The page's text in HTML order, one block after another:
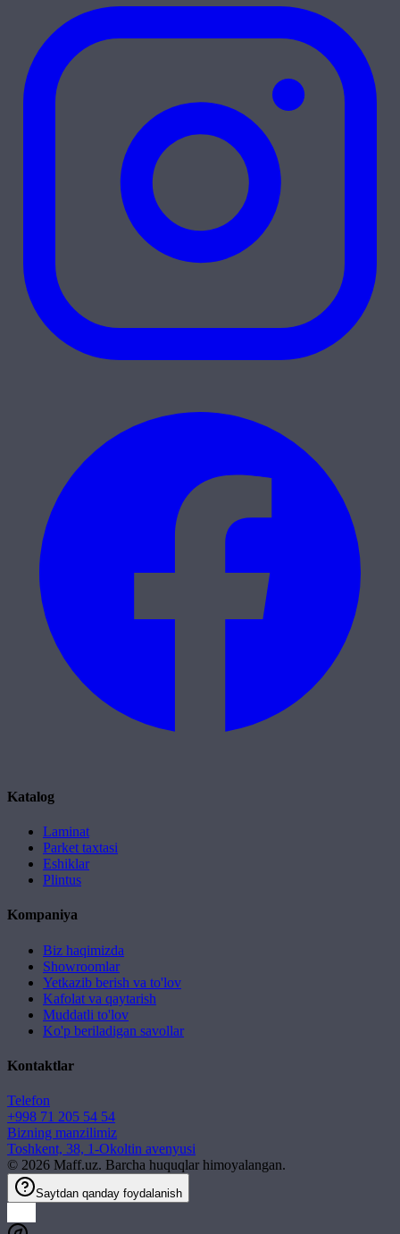
Katalog
Laminat
Parket taxtasi
Eshiklar
Plintus
Kompaniya
Biz haqimizda
Showroomlar
Yetkazib berish va to'lov
Kafolat va qaytarish
Muddatli to'lov
Ko'p beriladigan savollar
Kontaktlar
Telefon
+998 71 205 54 54
Bizning manzilimiz
Toshkent, 38, 1-Okoltin avenyusi
© 2026 Maff.uz. Barcha huquqlar himoyalangan.
Saytdan qanday foydalanish